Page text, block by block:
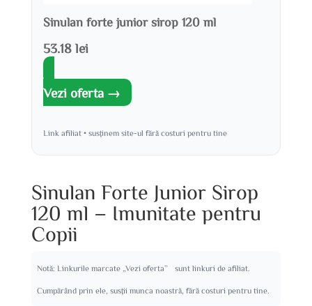
Sinulan forte junior sirop 120 ml
53.18 lei
Vezi oferta →
Link afiliat • susținem site-ul fără costuri pentru tine
Sinulan Forte Junior Sirop
120 ml – Imunitate pentru
Copii
Notă: Linkurile marcate „Vezi oferta” sunt linkuri de afiliat.
Cumpărând prin ele, susții munca noastră, fără costuri pentru tine.